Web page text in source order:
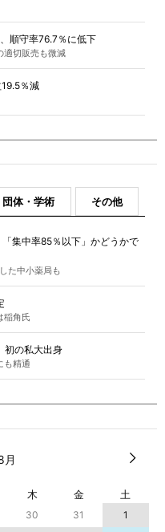
順守率76.7％に低下
適切販売も微減
％減
団体・学術 その他
「集中率85％以下」かどうかで
た中小薬局も
稲角氏
初の私大出身
も精通
月
木 金 土
30 31
1